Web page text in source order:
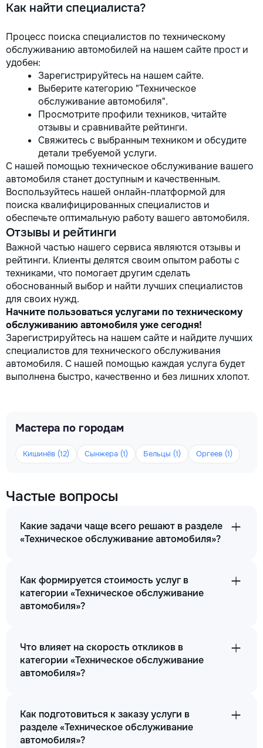
Как найти специалиста?
Процесс поиска специалистов по техническому
обслуживанию автомобилей на нашем сайте прост и
удобен:
Зарегистрируйтесь на нашем сайте.
Выберите категорию "Техническое
обслуживание автомобиля".
Просмотрите профили техников, читайте
отзывы и сравнивайте рейтинги.
Свяжитесь с выбранным техником и обсудите
детали требуемой услуги.
С нашей помощью техническое обслуживание вашего
автомобиля станет доступным и качественным.
Воспользуйтесь нашей онлайн-платформой для
поиска квалифицированных специалистов и
обеспечьте оптимальную работу вашего автомобиля.
Отзывы и рейтинги
Важной частью нашего сервиса являются отзывы и
рейтинги. Клиенты делятся своим опытом работы с
техниками, что помогает другим сделать
обоснованный выбор и найти лучших специалистов
для своих нужд.
Начните пользоваться услугами по техническому
обслуживанию автомобиля уже сегодня!
Зарегистрируйтесь на нашем сайте и найдите лучших
специалистов для технического обслуживания
автомобиля. С нашей помощью каждая услуга будет
выполнена быстро, качественно и без лишних хлопот.
Мастера по городам
Кишинёв (12) Сынжера (1) Бельцы (1) Оргеев (1)
Частые вопросы
Какие задачи чаще всего решают в разделе
«Техническое обслуживание автомобиля»?
Как формируется стоимость услуг в
категории «Техническое обслуживание
автомобиля»?
Что влияет на скорость откликов в
категории «Техническое обслуживание
автомобиля»?
Как подготовиться к заказу услуги в
разделе «Техническое обслуживание
автомобиля»?